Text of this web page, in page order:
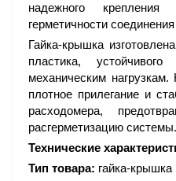
надежного
герметичности
Гайка-крышка
пластика,
механическим нагрузкам.
плотное прилегание и
расходомера,
расгерметизацию системы.
Технические
Тип товара: гайка-